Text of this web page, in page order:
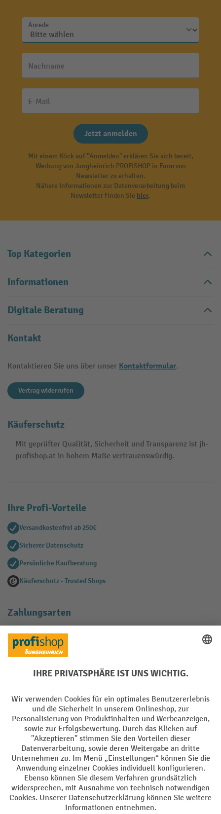
Anrede
Nachname
E-Mail
Jetzt anmelden
Mit einem Klick auf "Anmelden" erklären Sie sich bereit,
Werbung von Jungheinrich PROFISHOP in Form von
Newsletter zu erhalten.
Nähere Informationen zur Datenverarbeitung beim
Newsletter finden Sie hier.
Top Kategorien
Informationen
Digitale Beratung
Kontakt
Kontaktieren Sie uns über unser Kontaktformular.
Vertrag widerrufen
Käuferschutz
Mit geprüfter Qualität, Sicherheit und Transparenz ist jh-
profishop.at in hohem Maße vertrauenswürdig.
Ihre Profi-Vorteile
Versandkostenfrei ab 250€
Sicherer Datenschutz
Persönliche Kaufberatung
Käuferschutz - Trusted Shops
Zahlungsarten
Creditcard (Master)
Facebook
YouTube
LinkedIn
Instagram
AGB Impressum Datenschutz
Barrierefreiheit Privacy Settings
Alle Preise exkl. gesetzl. Mehrwertsteuer zzgl.Versandkosten und ggf.